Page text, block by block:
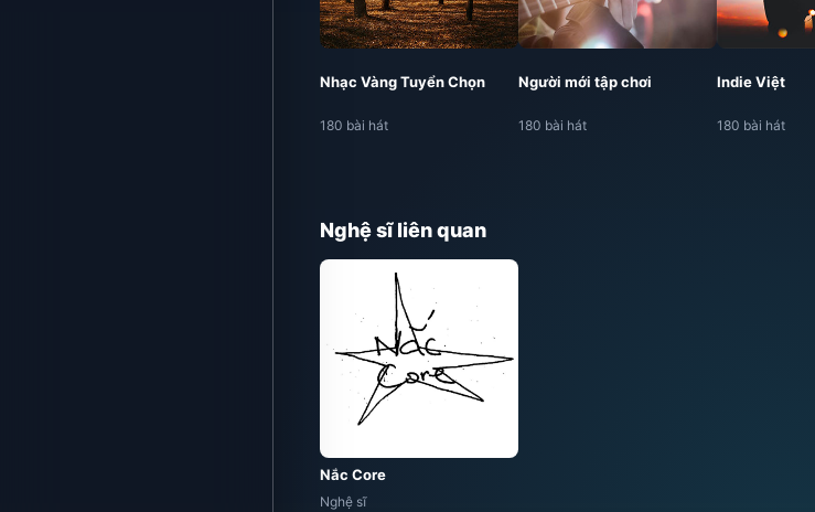
Nhạc Vàng Tuyển Chọn
180 bài hát
Người mới tập chơi
180 bài hát
Indie Việt
180 bài hát
Nghệ sĩ liên quan
Nắc Core
Nghệ sĩ